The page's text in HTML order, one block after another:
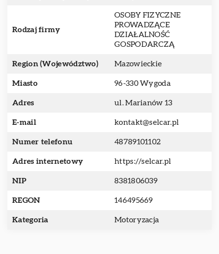
Rodzaj firmy
OSOBY FIZYCZNE
PROWADZĄCE
DZIAŁALNOŚĆ
GOSPODARCZĄ
Region (Województwo) Mazowieckie
Miasto 96-330 Wygoda
Adres ul. Marianów 13
E-mail kontakt@selcar.pl
Numer telefonu 48789101102
Adres internetowy https://selcar.pl
NIP 8381806039
REGON 146495669
Kategoria Motoryzacja